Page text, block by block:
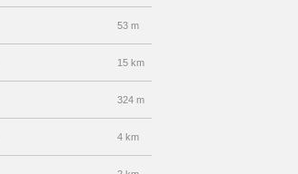
53 m
15 km
324 m
4 km